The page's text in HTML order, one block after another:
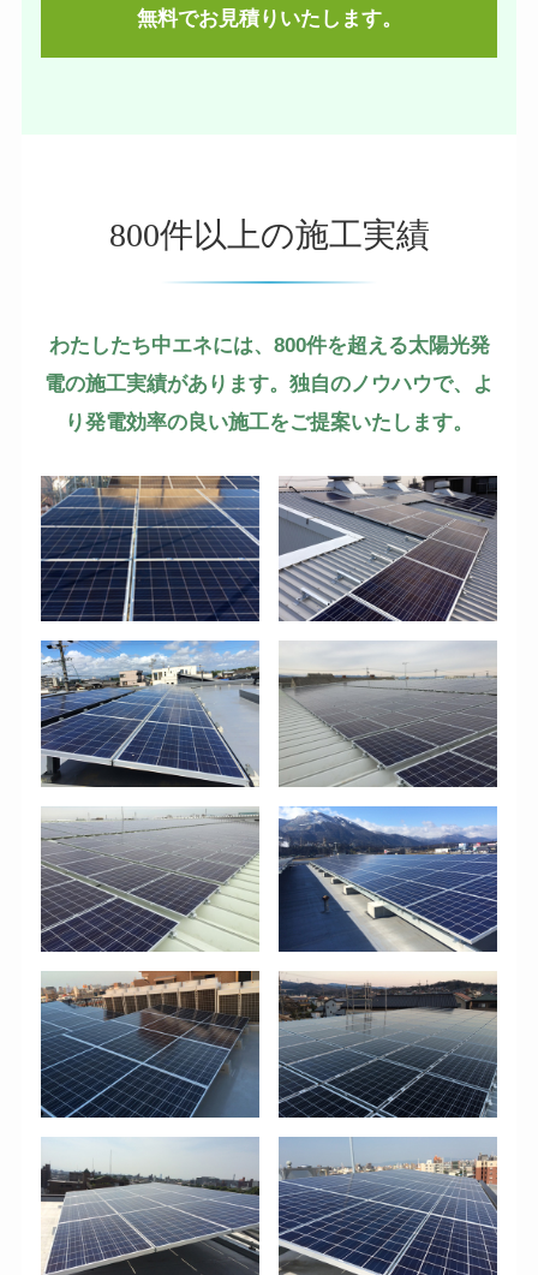
無料でお見積りいたします。
800件以上の施工実績
わたしたち中エネには、800件を超える太陽光発
電の施工実績があります。独自のノウハウで、よ
り発電効率の良い施工をご提案いたします。